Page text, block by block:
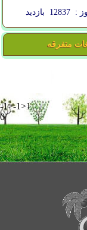
:
12837 بازدید
متفرقه
-1>-1>1
0